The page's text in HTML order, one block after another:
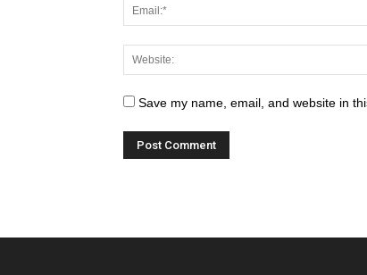
Save my name, email, and website in